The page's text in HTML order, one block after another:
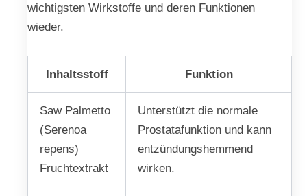
wichtigsten Wirkstoffe und deren Funktionen
wieder.
Inhaltsstoff Funktion
Saw Palmetto
(Serenoa
repens)
Fruchtextrakt
Unterstützt die normale
Prostatafunktion und kann
entzündungshemmend
wirken.